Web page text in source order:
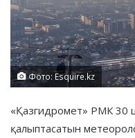
Фото: Esquire.kz
«Қазгидромет» РМК 30
қалыптасатын